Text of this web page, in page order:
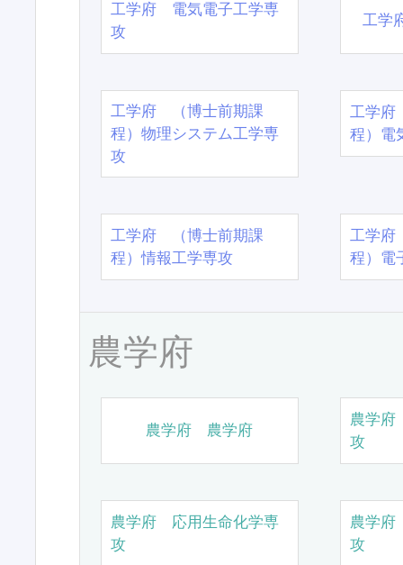
工学府 電気電子工学専
攻
工学
工学府 （博士前期課
程）物理システム工学専
攻
工学
程）電
工学府 （博士前期課
程）情報工学専攻
工学
程）電
農学府
農学府 農学府
農学
攻
農学府 応用生命化学専
攻
農学
攻